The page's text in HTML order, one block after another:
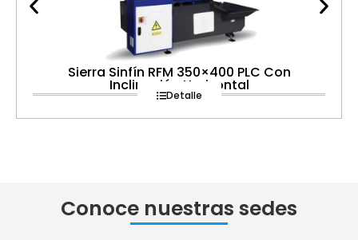
Sierra Sinfín RFM 350×400 PLC Con
Inclinación Horizontal
Detalle
Conoce nuestras sedes